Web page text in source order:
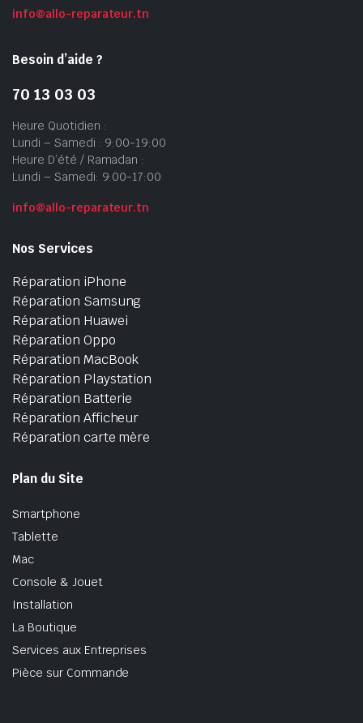
info@allo-reparateur.tn
Besoin d’aide ?
70 13 03 03
Heure Quotidien :
Lundi – Samedi : 9:00-19:00
Heure D’été / Ramadan :
Lundi – Samedi: 9:00-17:00
info@allo-reparateur.tn
Nos Services
Réparation iPhone
Réparation Samsung
Réparation Huawei
Réparation Oppo
Réparation MacBook
Réparation Playstation
Réparation Batterie
Réparation Afficheur
Réparation carte mère
Plan du Site
Smartphone
Tablette
Mac
Console & Jouet
Installation
La Boutique
Services aux Entreprises
Pièce sur Commande